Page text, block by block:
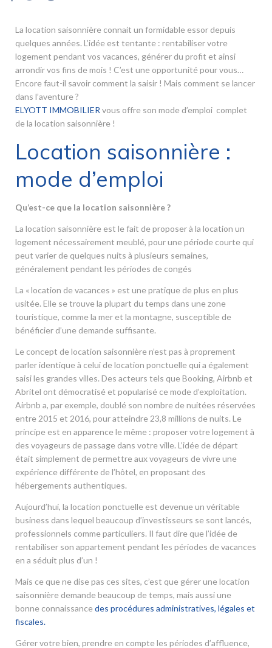
La location saisonnière connait un formidable essor depuis
quelques années. L’idée est tentante : rentabiliser votre
logement pendant vos vacances, générer du profit et ainsi
arrondir vos fins de mois ! C’est une opportunité pour vous…
Encore faut-il savoir comment la saisir ! Mais comment se lancer
dans l’aventure ?
ELYOTT IMMOBILIER vous offre son mode d’emploi complet
de la location saisonnière !
Location saisonnière :
mode d’emploi
Qu’est-ce que la location saisonnière ?
La location saisonnière est le fait de proposer à la location un
logement nécessairement meublé, pour une période courte qui
peut varier de quelques nuits à plusieurs semaines,
généralement pendant les périodes de congés
La « location de vacances » est une pratique de plus en plus
usitée. Elle se trouve la plupart du temps dans une zone
touristique, comme la mer et la montagne, susceptible de
bénéficier d’une demande suffisante.
Le concept de location saisonnière n’est pas à proprement
parler identique à celui de location ponctuelle qui a également
saisi les grandes villes. Des acteurs tels que Booking, Airbnb et
Abritel ont démocratisé et popularisé ce mode d’exploitation.
Airbnb a, par exemple, doublé son nombre de nuitées réservées
entre 2015 et 2016, pour atteindre 23,8 millions de nuits. Le
principe est en apparence le même : proposer votre logement à
des voyageurs de passage dans votre ville. L’idée de départ
était simplement de permettre aux voyageurs de vivre une
expérience différente de l’hôtel, en proposant des
hébergements authentiques.
Aujourd’hui, la location ponctuelle est devenue un véritable
business dans lequel beaucoup d’investisseurs se sont lancés,
professionnels comme particuliers. Il faut dire que l’idée de
rentabiliser son appartement pendant les périodes de vacances
en a séduit plus d’un !
Mais ce que ne dise pas ces sites, c’est que gérer une location
saisonnière demande beaucoup de temps, mais aussi une
bonne connaissance des procédures administratives, légales et
fiscales.
Gérer votre bien, prendre en compte les périodes d’affluence,